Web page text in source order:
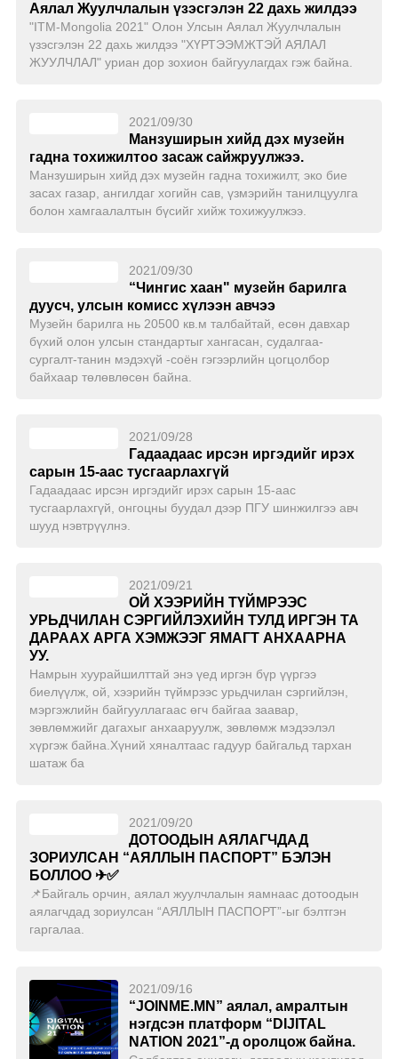
Аялал Жуулчлалын үзэсгэлэн 22 дахь жилдээ
"ITM-Mongolia 2021" Олон Улсын Аялал Жуулчлалын
үзэсгэлэн 22 дахь жилдээ "ХҮРТЭЭМЖТЭЙ АЯЛАЛ
ЖУУЛЧЛАЛ" уриан дор зохион байгуулагдах гэж байна.
2021/09/30
Манзуширын хийд дэх музейн
гадна тохижилтоо засаж сайжруулжээ.
Манзуширын хийд дэх музейн гадна тохижилт, эко бие
засах газар, ангилдаг хогийн сав, үзмэрийн танилцуулга
болон хамгаалалтын бүсийг хийж тохижуулжээ.
2021/09/30
“Чингис хаан" музейн барилга
дуусч, улсын комисс хүлээн авчээ
Музейн барилга нь 20500 кв.м талбайтай, есөн давхар
бүхий олон улсын стандартыг хангасан, судалгаа-
сургалт-танин мэдэхүй -соён гэгээрлийн цогцолбор
байхаар төлөвлөсөн байна.
2021/09/28
Гадаадаас ирсэн иргэдийг ирэх
сарын 15-аас тусгаарлахгүй
Гадаадаас ирсэн иргэдийг ирэх сарын 15-аас
тусгаарлахгүй, онгоцны буудал дээр ПГУ шинжилгээ авч
шууд нэвтрүүлнэ.
2021/09/21
ОЙ ХЭЭРИЙН ТҮЙМРЭЭС
УРЬДЧИЛАН СЭРГИЙЛЭХИЙН ТУЛД ИРГЭН ТА
ДАРААХ АРГА ХЭМЖЭЭГ ЯМАГТ АНХААРНА
УУ.
Намрын хуурайшилттай энэ үед иргэн бүр үүргээ
биелүүлж, ой, хээрийн түймрээс урьдчилан сэргийлэн,
мэргэжлийн байгууллагаас өгч байгаа заавар,
зөвлөмжийг дагахыг анхааруулж, зөвлөмж мэдээлэл
хүргэж байна.Хүний хяналтаас гадуур байгальд тархан
шатаж ба
2021/09/20
ДОТООДЫН АЯЛАГЧДАД
ЗОРИУЛСАН “АЯЛЛЫН ПАСПОРТ” БЭЛЭН
БОЛЛОО ✈✅
📌Байгаль орчин, аялал жуулчлалын яамнаас дотоодын
аялагчдад зориулсан “АЯЛЛЫН ПАСПОРТ”-ыг бэлтгэн
гаргалаа.
2021/09/16
“JOINME.MN” аялал, амралтын
нэгдсэн платформ “DIJITAL
NATION 2021”-д оролцож байна.